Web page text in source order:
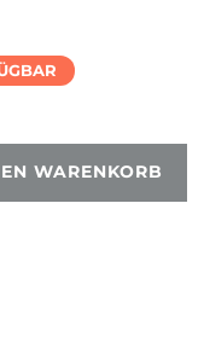
WARENKORB